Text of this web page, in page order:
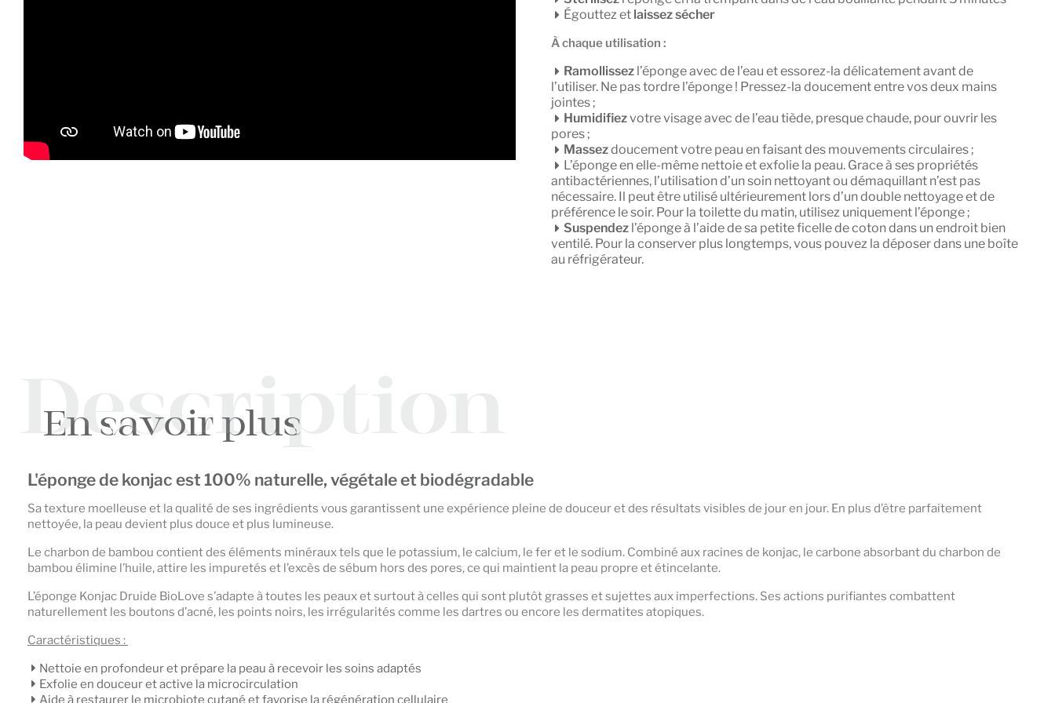
Égouttez et laissez sécher
À chaque utilisation :
Ramollissez l’éponge avec de l’eau et essorez-la délicatement avant de
l’utiliser. Ne pas tordre l’éponge ! Pressez-la doucement entre vos deux mains
jointes ;
Humidifiezvotre visage avec de l’eau tiède, presque chaude, pour ouvrir les
pores ;
Massezdoucement votre peau en faisant des mouvements circulaires ;
L’éponge en elle-même nettoie et exfolie la peau. Grace à ses propriétés
antibactériennes, l’utilisation d’un soin nettoyant ou démaquillant n’est pas
nécessaire. Il peut être utilisé ultérieurement lors d’un double nettoyage et de
préférence le soir. Pour la toilette du matin, utilisez uniquement l’éponge ;
Suspendez l’éponge à l’aide de sa petite ficelle de coton dans un endroit bien
ventilé. Pour la conserver plus longtemps, vous pouvez la déposer dans une boîte
au réfrigérateur.
Description
En savoir plus
L'éponge de konjac est 100% naturelle, végétale et biodégradable
Sa texture moelleuse et la qualité de ses ingrédients vous garantissent une expérience pleine de douceur et des résultats visibles de jour en jour. En plus d’être parfaitement
nettoyée, la peau devient plus douce et plus lumineuse.
Le charbon de bambou contient des éléments minéraux tels que le potassium, le calcium, le fer et le sodium. Combiné aux racines de konjac, le carbone absorbant du charbon de
bambou élimine l’huile, attire les impuretés et l’excès de sébum hors des pores, ce qui maintient la peau propre et étincelante.
L’éponge Konjac Druide BioLove s’adapte à toutes les peaux et surtout à celles qui sont plutôt grasses et sujettes aux imperfections. Ses actions purifiantes combattent
naturellement les boutons d’acné, les points noirs, les irrégularités comme les dartres ou encore les dermatites atopiques.
Caractéristiques :
Nettoie en profondeur et prépare la peau à recevoir les soins adaptés
Exfolie en douceur et active la microcirculation
Aide à restaurer le microbiote cutané et favorise la régénération cellulaire